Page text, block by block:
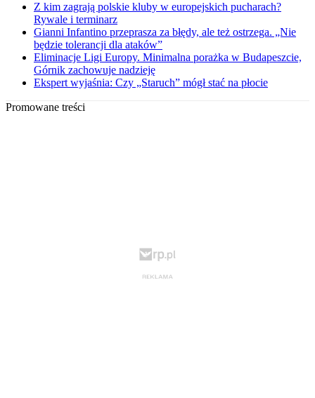
Z kim zagrają polskie kluby w europejskich pucharach?
Rywale i terminarz
Gianni Infantino przeprasza za błędy, ale też ostrzega. „Nie
będzie tolerancji dla ataków”
Eliminacje Ligi Europy. Minimalna porażka w Budapeszcie,
Górnik zachowuje nadzieję
Ekspert wyjaśnia: Czy „Staruch” mógł stać na płocie
Promowane treści